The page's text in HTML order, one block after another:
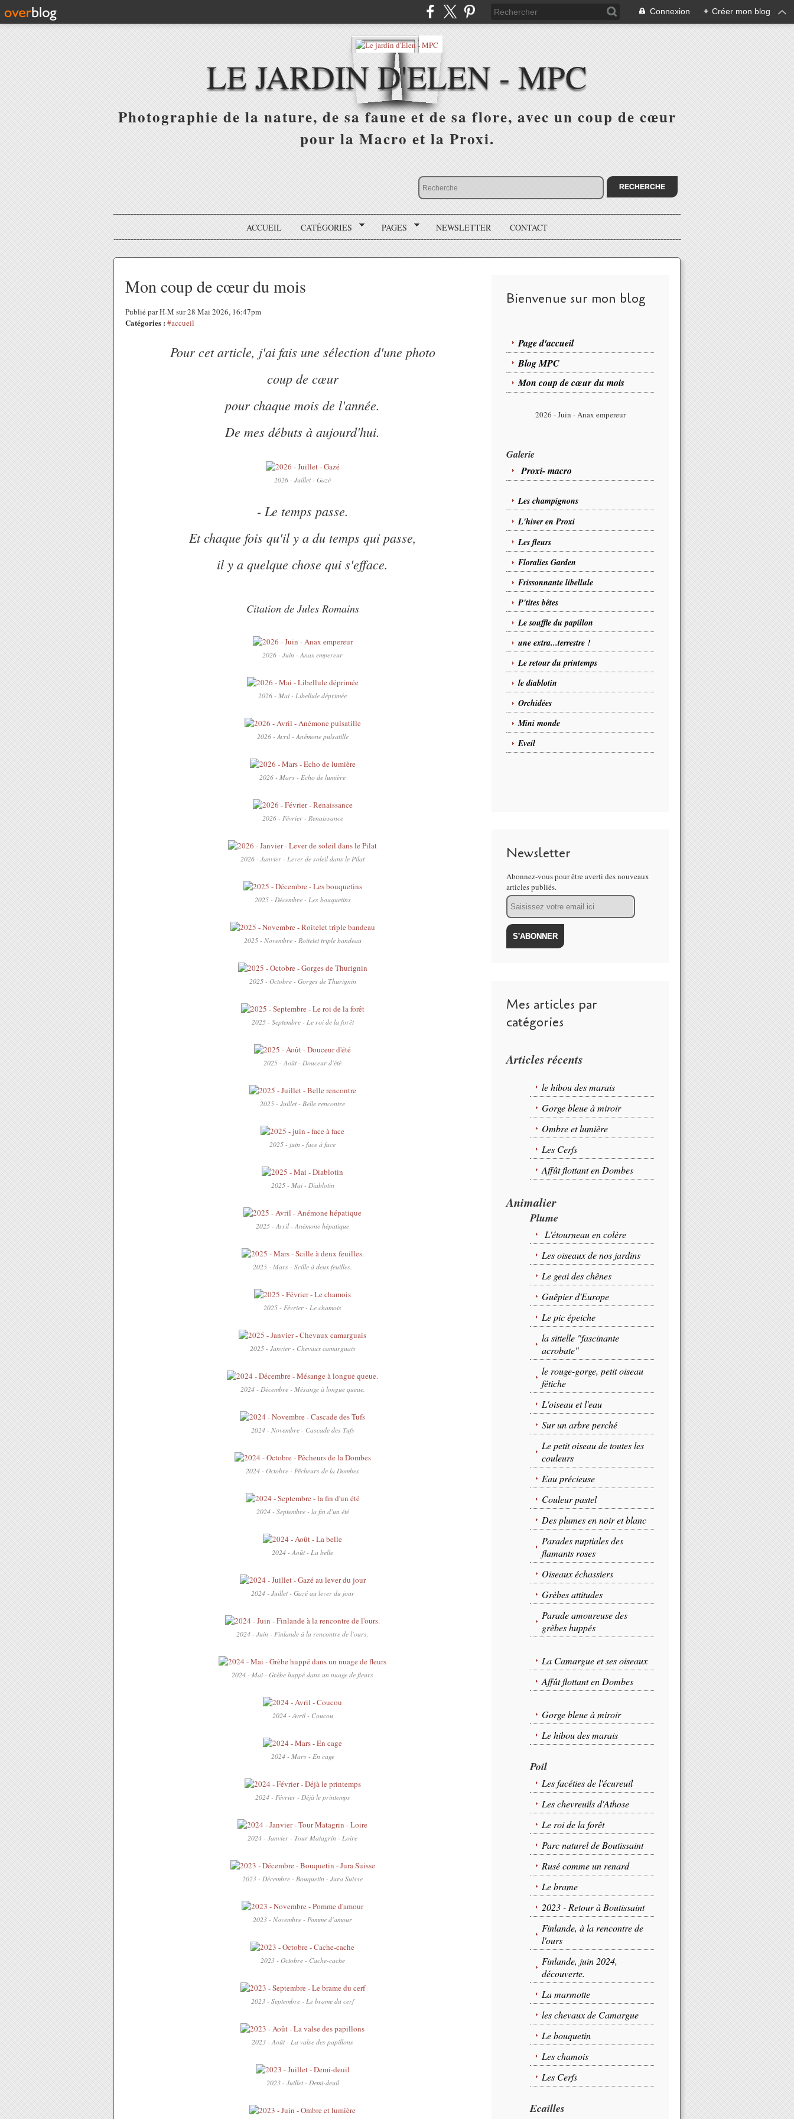
Connexion + Créer mon blog
LE JARDIN D'ELEN - MPC
Photographie de la nature, de sa faune et de sa flore, avec un coup de cœur
pour la Macro et la Proxi.
ACCUEIL CATÉGORIES PAGES NEWSLETTER CONTACT
Mon coup de cœur du mois
Publié par H-M sur 28 Mai 2026, 16:47pm
Catégories : #accueil
Pour cet article, j'ai fais une sélection d'une photo
coup de cœur
pour chaque mois de l'année.
De mes débuts à aujourd'hui.
2026 - Juillet - Gazé
- Le temps passe.
Et chaque fois qu'il y a du temps qui passe,
il y a quelque chose qui s'efface.
Citation de Jules Romains
2026 - Juin - Anax empereur
2026 - Mai - Libellule déprimée
2026 - Avril - Anémone pulsatille
2026 - Mars - Echo de lumière
2026 - Février - Renaissance
2026 - Janvier - Lever de soleil dans le Pilat
2025 - Décembre - Les bouquetins
2025 - Novembre - Roitelet triple bandeau
2025 - Octobre - Gorges de Thurignin
2025 - Septembre - Le roi de la forêt
2025 - Août - Douceur d'été
2025 - Juillet - Belle rencontre
2025 - juin - face à face
2025 - Mai - Diablotin
2025 - Avril - Anémone hépatique
2025 - Mars - Scille à deux feuilles.
2025 - Février - Le chamois
2025 - Janvier - Chevaux camarguais
2024 - Décembre - Mésange à longue queue.
2024 - Novembre - Cascade des Tufs
2024 - Octobre - Pêcheurs de la Dombes
2024 - Septembre - la fin d'un été
2024 - Août - La belle
2024 - Juillet - Gazé au lever du jour
2024 - Juin - Finlande à la rencontre de l'ours.
2024 - Mai - Grèbe huppé dans un nuage de fleurs
2024 - Avril - Coucou
2024 - Mars - En cage
2024 - Février - Déjà le printemps
2024 - Janvier - Tour Matagrin - Loire
2023 - Décembre - Bouquetin - Jura Suisse
2023 - Novembre - Pomme d'amour
2023 - Octobre - Cache-cache
2023 - Septembre - Le brame du cerf
2023 - Août - La valse des papillons
2023 - Juillet - Demi-deuil
Bienvenue sur mon blog
Page d'accueil
Blog MPC
Mon coup de cœur du mois
2026 - Juin - Anax empereur
Galerie
Proxi- macro
Les champignons
L'hiver en Proxi
Les fleurs
Floralies Garden
Frissonnante libellule
P'tites bêtes
Le souffle du papillon
une extra...terrestre !
Le retour du printemps
le diablotin
Orchidées
Mini monde
Eveil
Newsletter
Abonnez-vous pour être averti des nouveaux
articles publiés.
Email
Mes articles par
catégories
Articles récents
le hibou des marais
Gorge bleue à miroir
Ombre et lumière
Les Cerfs
Affût flottant en Dombes
Animalier
Plume
L'étourneau en colère
Les oiseaux de nos jardins
Le geai des chênes
Guêpier d'Europe
Le pic épeiche
la sittelle "fascinante
acrobate"
le rouge-gorge, petit oiseau
fétiche
L'oiseau et l'eau
Sur un arbre perché
Le petit oiseau de toutes les
couleurs
Eau précieuse
Couleur pastel
Des plumes en noir et blanc
Parades nuptiales des
flamants roses
Oiseaux échassiers
Grèbes attitudes
Parade amoureuse des
grèbes huppés
La Camargue et ses oiseaux
Affût flottant en Dombes
Gorge bleue à miroir
Le hibou des marais
Poil
Les facéties de l'écureuil
Les chevreuils d'Athose
Le roi de la forêt
Parc naturel de Boutissaint
Rusé comme un renard
Le brame
2023 - Retour à Boutissaint
Finlande, à la rencontre de
l'ours
Finlande, juin 2024,
découverte.
La marmotte
les chevaux de Camargue
Le bouquetin
Les chamois
Les Cerfs
Ecailles